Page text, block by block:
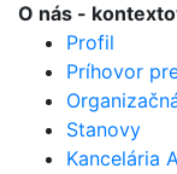
O nás -
Profil
Príhovor
Stanovy
Kancelária